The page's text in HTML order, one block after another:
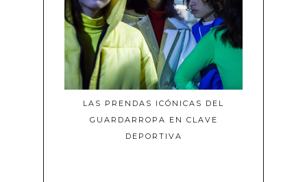
LAS PRENDAS ICÓNICAS DEL
GUARDARROPA EN CLAVE
DEPORTIVA